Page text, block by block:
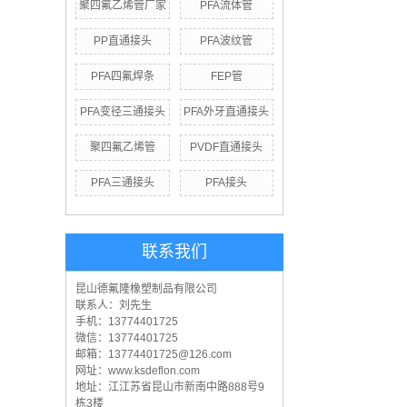
聚四氟乙烯管厂家 PFA流体管
PP直通接头 PFA波纹管
PFA四氟焊条 FEP管
PFA变径三通接头 PFA外牙直通接头
聚四氟乙烯管 PVDF直通接头
PFA三通接头 PFA接头
联系我们
昆山德氟隆橡塑制品有限公司
联系人：刘先生
手机：13774401725
微信：13774401725
邮箱：13774401725@126.com
网址：www.ksdeflon.com
地址：江江苏省昆山市新南中路888号9
栋3楼